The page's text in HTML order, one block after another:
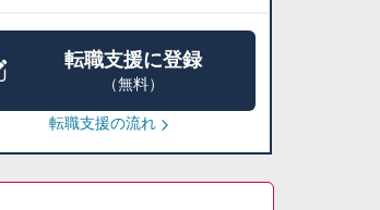
転職支援に登録
（無料）
転職支援の流れ